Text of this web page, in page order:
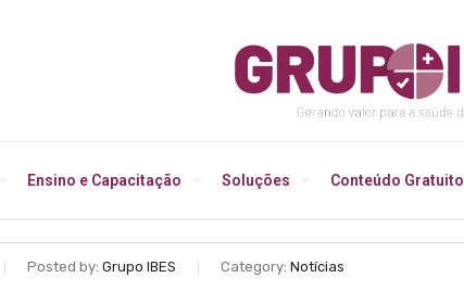
Ensino e Capacitação Soluções Conteúdo Gratuito
Posted by: Grupo IBES Category: Notícias